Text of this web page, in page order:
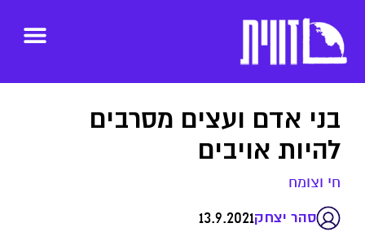
בני אדם ועצים מסרבים
להיות אויבים
חי וצומח
סהר יצחק13.9.2021